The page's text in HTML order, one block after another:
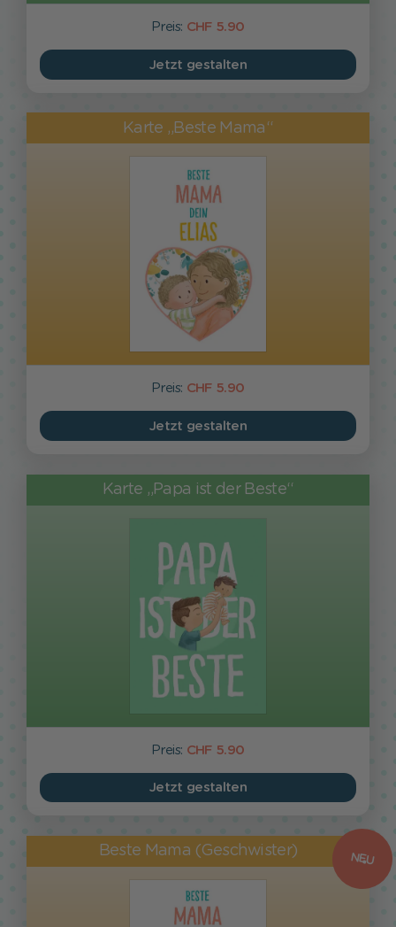
Preis: CHF 5.90
Jetzt gestalten
Karte „Beste Mama“
Preis: CHF 5.90
Jetzt gestalten
Karte „Papa ist der Beste“
Preis: CHF 5.90
Jetzt gestalten
Beste Mama (Geschwister) NEU